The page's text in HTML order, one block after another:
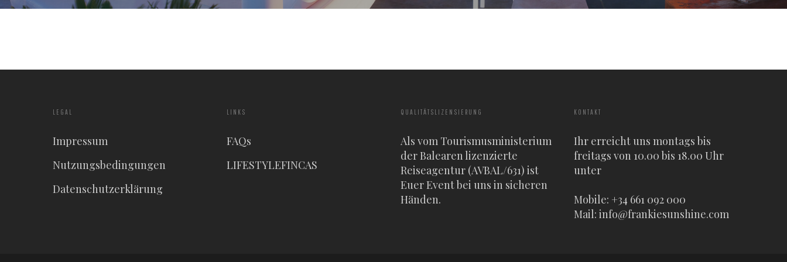
LEGAL
Impressum
Nutzungsbedingungen
Datenschutzerklärung
LINKS
FAQs
LIFESTYLEFINCAS
QUALITÄTSLIZENSIERUNG
Als vom Tourismusministerium
der Balearen lizenzierte
Reiseagentur (AVBAL/631) ist
Euer Event bei uns in sicheren
Händen.
KONTAKT
Ihr erreicht uns montags bis
freitags von 10.00 bis 18.00 Uhr
unter
Mobile: +34 661 092 000
Mail:info@frankiesunshine.com